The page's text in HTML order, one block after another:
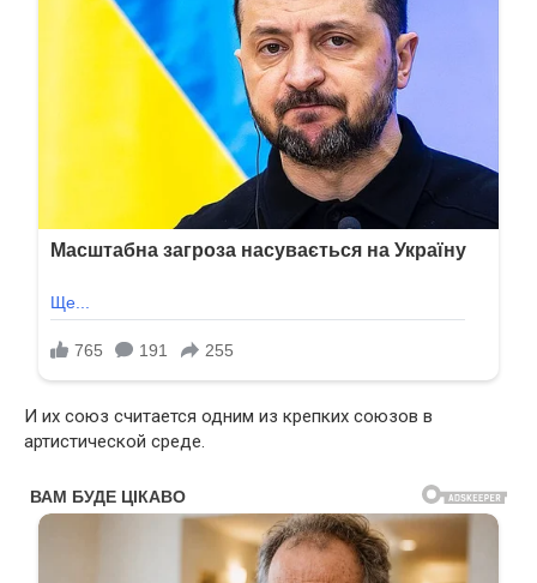
И их союз считается одним из крепких союзов в
артистической среде.